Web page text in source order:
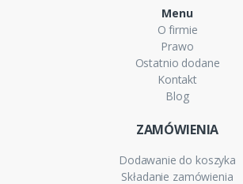
Menu
O firmie
Prawo
Ostatnio dodane
Kontakt
Blog
ZAMÓWIENIA
Dodawanie do koszyka
Składanie zamówienia